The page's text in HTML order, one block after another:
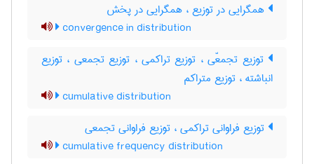
همگرایی در توزیع ، همگرایی در پخش
convergence in distribution
توزیع تجمعّی ، توزیع تراکمی ، توزیع تجمعی ، توزیع
انباشته ، توزیع متراکم
cumulative distribution
توزیع فراوانی تراکمی ، توزیع فراوانی تجمعی
cumulative frequency distribution